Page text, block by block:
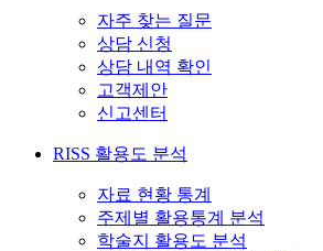
자주 찾는 질문
상담 신청
상담 내역 확인
고객제안
신고센터
RISS 활용도 분석
자료 현황 통계
주제별 활용통계 분석
학술지 활용도 분석